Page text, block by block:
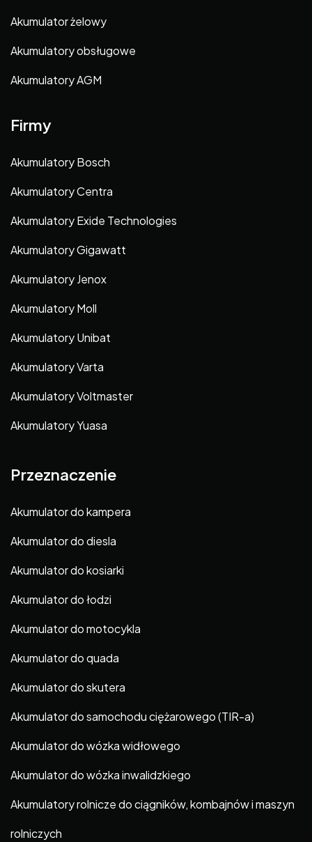
Akumulator żelowy
Akumulatory obsługowe
Akumulatory AGM
Firmy
Akumulatory Bosch
Akumulatory Centra
Akumulatory Exide Technologies
Akumulatory Gigawatt
Akumulatory Jenox
Akumulatory Moll
Akumulatory Unibat
Akumulatory Varta
Akumulatory Voltmaster
Akumulatory Yuasa
Przeznaczenie
Akumulator do kampera
Akumulator do diesla
Akumulator do kosiarki
Akumulator do łodzi
Akumulator do motocykla
Akumulator do quada
Akumulator do skutera
Akumulator do samochodu ciężarowego (TIR-a)
Akumulator do wózka widłowego
Akumulator do wózka inwalidzkiego
Akumulatory rolnicze do ciągników, kombajnów i maszyn
rolniczych